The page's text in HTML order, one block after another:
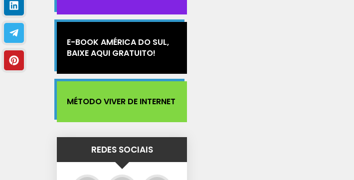
E-BOOK AMÉRICA DO SUL,
BAIXE AQUI GRATUITO!
MÉTODO VIVER DE INTERNET
REDES SOCIAIS